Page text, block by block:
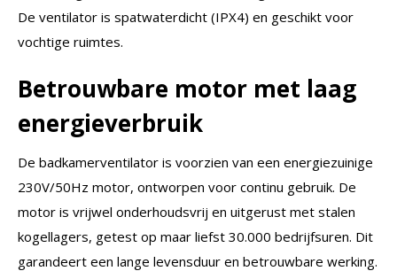
De ventilator is spatwaterdicht (IPX4) en geschikt voor
vochtige ruimtes.
Betrouwbare motor met laag
energieverbruik
De badkamerventilator is voorzien van een energiezuinige
230V/50Hz motor, ontworpen voor continu gebruik. De
motor is vrijwel onderhoudsvrij en uitgerust met stalen
kogellagers, getest op maar liefst 30.000 bedrijfsuren. Dit
garandeert een lange levensduur en betrouwbare werking.